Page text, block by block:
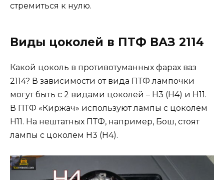
стремиться к нулю.
Виды цоколей в ПТФ ВАЗ 2114
Какой цоколь в противотуманных фарах ваз
2114? В зависимости от вида ПТФ лампочки
могут быть с 2 видами цоколей – H3 (H4) и H11.
В ПТФ «Киржач» используют лампы с цоколем
H11. На нештатных ПТФ, например, Бош, стоят
лампы с цоколем H3 (H4).